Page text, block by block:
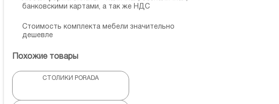
банковскими картами, а так же НДС
Стоимость комплекта мебели значительно
дешевле
Похожие товары
СТОЛИКИ PORADA